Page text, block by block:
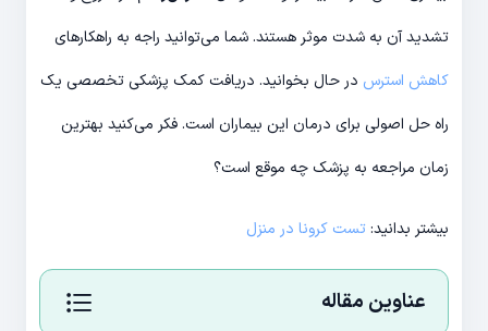
تشدید آن به شدت موثر هستند. شما می‌توانید راجه به راهکار‌های
کاهش استرس در حال بخوانید. دریافت کمک پزشکی تخصصی یک
راه حل اصولی برای درمان این بیماران است. فکر می‌کنید بهترین
زمان مراجعه به پزشک چه موقع است؟
بیشتر بدانید:تست کرونا در منزل
عناوین مقاله